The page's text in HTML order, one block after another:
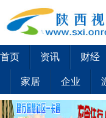
首页 资讯 财经
家居 企业